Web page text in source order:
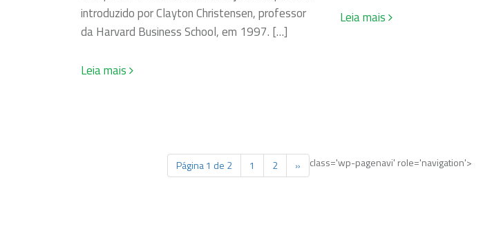
introduzido por Clayton Christensen, professor
da Harvard Business School, em 1997. […]
Leia mais
Leia mais
class='wp-pagenavi' role='navigation'>
Página 1 de 2 1 2 »